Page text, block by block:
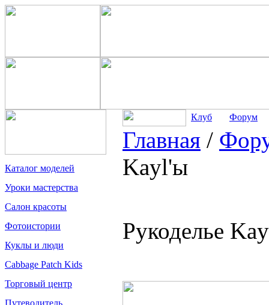
Каталог моделей
Уроки мастерства
Салон красоты
Фотоистории
Куклы и люди
Cabbage Patch Kids
Торговый центр
Путеводитель
Клуб Форум
Главная /
Kayl'ы
Рукоделье